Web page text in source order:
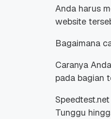
Anda harus
website
Bagaimana
Caranya
pada bagian
Tunggu